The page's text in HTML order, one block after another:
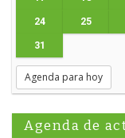
24 25
31
Agenda para hoy
Agenda de